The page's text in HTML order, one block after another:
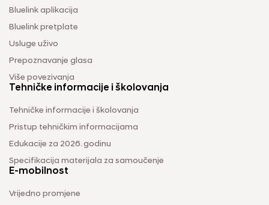
Bluelink aplikacija
Bluelink pretplate
Usluge uživo
Prepoznavanje glasa
Više povezivanja
Tehničke informacije i školovanja
Tehničke informacije i školovanja
Pristup tehničkim informacijama
Edukacije za 2026. godinu
Specifikacija materijala za samoučenje
E-mobilnost
Vrijedno promjene